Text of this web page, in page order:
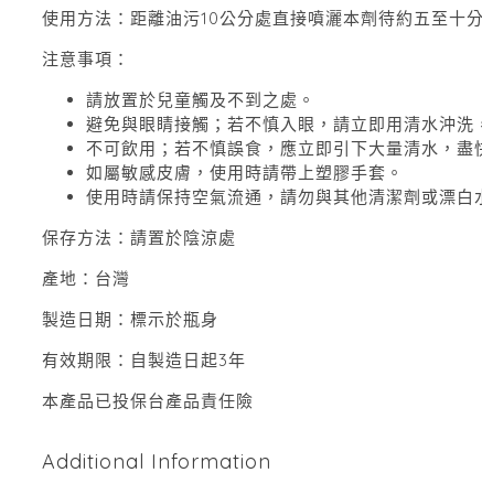
使用方法：距離油污10公分處直接噴灑本劑待約五至十
注意事項：
請放置於兒童觸及不到之處。
避免與眼睛接觸；若不慎入眼，請立即用清水沖洗
不可飲用；若不慎誤食，應立即引下大量清水，盡
如屬敏感皮膚，使用時請帶上塑膠手套。
使用時請保持空氣流通，請勿與其他清潔劑或漂白
保存方法：請置於陰涼處
產地：台灣
製造日期：標示於瓶身
有效期限：自製造日起3年
本產品已投保台產品責任險
Additional Information